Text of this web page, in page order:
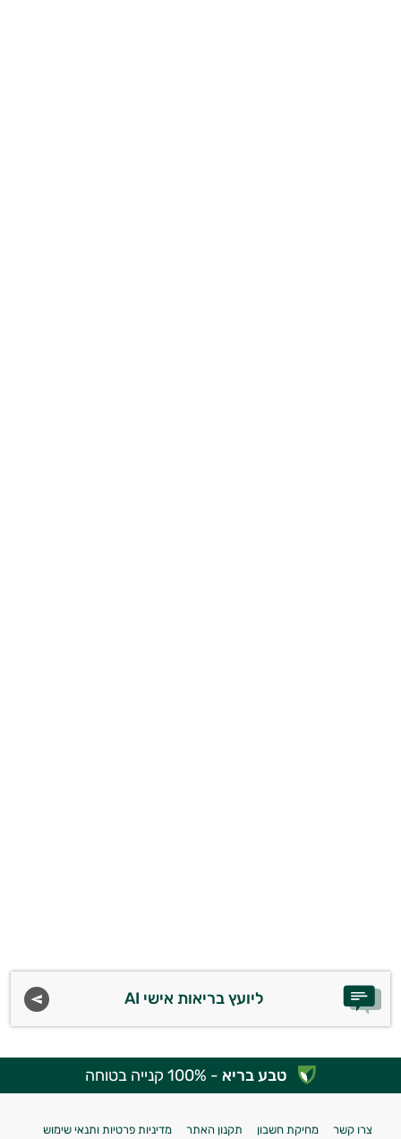
ליועץ בריאות אישי AI
טבע בריא - 100% קנייה בטוחה
צרו קשר מחיקת חשבון תקנון האתר מדיניות פרטיות ותנאי שימוש